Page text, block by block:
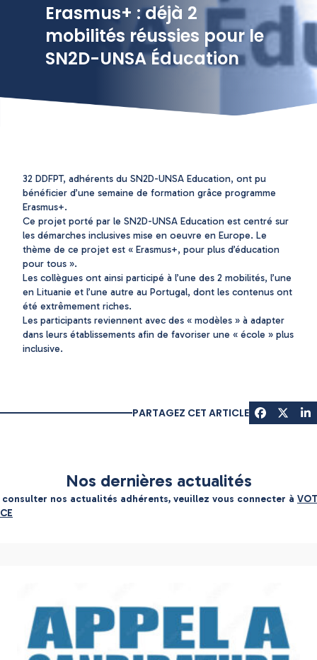
Erasmus+ : déjà 2
mobilités réussies pour le
SN2D-UNSA Éducation
32 DDFPT, adhérents du SN2D-UNSA Education, ont pu
bénéficier d’une semaine de formation grâce programme
Erasmus+.
Ce projet porté par le SN2D-UNSA Education est centré sur
les démarches inclusives mise en oeuvre en Europe. Le
thème de ce projet est « Erasmus+, pour plus d’éducation
pour tous ».
Les collègues ont ainsi participé à l’une des 2 mobilités, l’une
en Lituanie et l’une autre au Portugal, dont les contenus ont
été extrêmement riches.
Les participants reviennent avec des « modèles » à adapter
dans leurs établissements afin de favoriser une « école » plus
inclusive.
PARTAGEZ CET ARTICLE
Nos dernières actualités
consulter nos actualités adhérents, veuillez vous connecter à